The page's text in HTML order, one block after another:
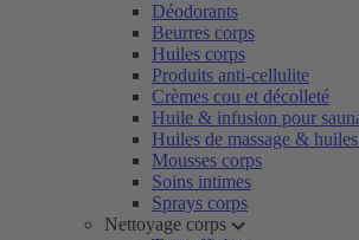
Déodorants
Beurres corps
Huiles corps
Produits anti-cellulite
Crèmes cou et décolleté
Huile & infusion pour
Huiles de massage &
Mousses corps
Soins intimes
Sprays corps
Nettoyage corps